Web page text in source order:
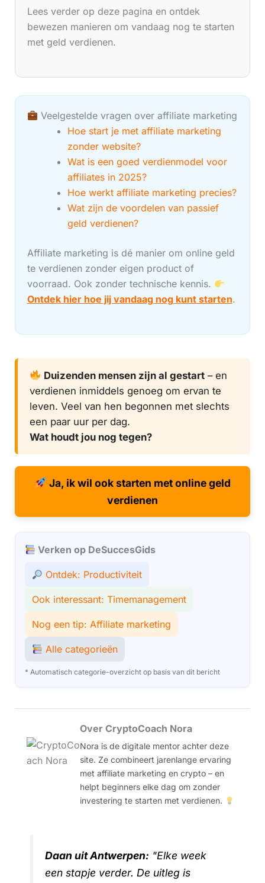
Lees verder op deze pagina en ontdek
bewezen manieren om vandaag nog te starten
met geld verdienen.
Veelgestelde vragen over affiliate marketing
Hoe start je met affiliate marketing
zonder website?
Wat is een goed verdienmodel voor
affiliates in 2025?
Hoe werkt affiliate marketing precies?
Wat zijn de voordelen van passief
geld verdienen?
Affiliate marketing is dé manier om online geld
te verdienen zonder eigen product of
voorraad. Ook zonder technische kennis.
Ontdek hier hoe jij vandaag nog kunt starten.
Duizenden mensen zijn al gestart– en
verdienen inmiddels genoeg om ervan te
leven. Veel van hen begonnen met slechts
een paar uur per dag.
Wat houdt jou nog tegen?
Ja, ik wil ook starten met online geld
verdienen
Verken op DeSuccesGids
Ontdek: Productiviteit
Ook interessant: Timemanagement
Nog een tip: Affiliate marketing
Alle categorieën
* Automatisch categorie-overzicht op basis van dit bericht
Over CryptoCoach Nora
Nora is de digitale mentor achter deze
site. Ze combineert jarenlange ervaring
met affiliate marketing en crypto – en
helpt beginners elke dag om zonder
investering te starten met verdienen.
Daan uit Antwerpen: "Elke week
een stapje verder. De uitleg is